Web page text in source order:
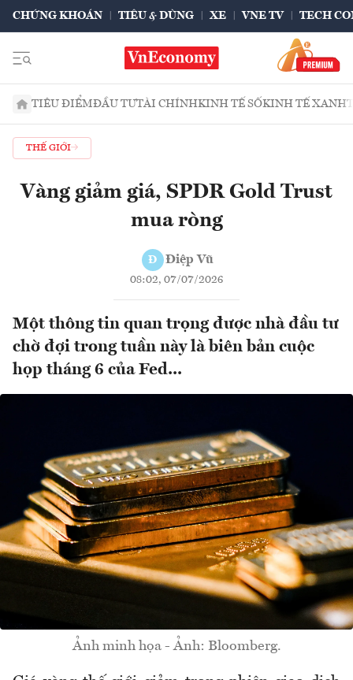
CHỨNG KHOÁN TIÊU & DÙNG XE VNE TV TECH
TIÊU ĐIỂMĐẦU TƯTÀI CHÍNHKINH TẾ SỐKINH TẾ XANH
THẾ GIỚI
Vàng giảm giá, SPDR Gold Trust
mua ròng
Đ Điệp Vũ
08:02, 07/07/2026
Một thông tin quan trọng được nhà đầu tư
chờ đợi trong tuần này là biên bản cuộc
họp tháng 6 của Fed...
Ảnh minh họa - Ảnh: Bloomberg.